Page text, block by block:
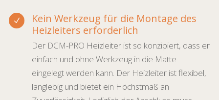
N
Kein Werkzeug für die Montage des
Heizleiters erforderlich
Der DCM-PRO Heizleiter ist so konzipiert, dass er
einfach und ohne Werkzeug in die Matte
eingelegt werden kann. Der Heizleiter ist flexibel,
langlebig und bietet ein Höchstmaß an